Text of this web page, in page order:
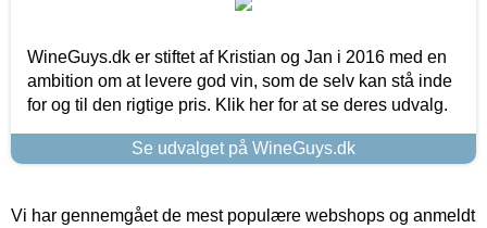
WineGuys.dk er stiftet af Kristian og Jan i 2016 med en
ambition om at levere god vin, som de selv kan stå inde
for og til den rigtige pris. Klik her for at se deres udvalg.
Se udvalget på WineGuys.dk
Vi har gennemgået de mest populære webshops og anmeldt